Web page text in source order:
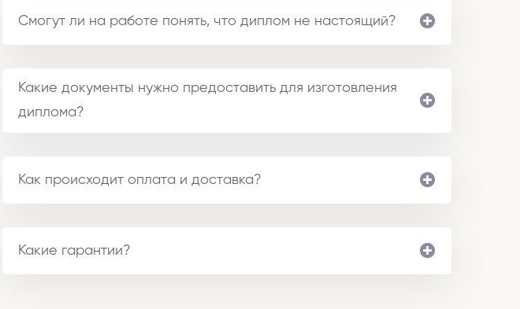
Смогут ли на работе понять, что диплом не настоящий?
Какие документы нужно предоставить для изготовления
диплома?
Как происходит оплата и доставка?
Какие гарантии?